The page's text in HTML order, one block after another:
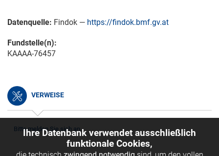
Datenquelle: Findok — https://findok.bmf.gv.at
Fundstelle(n):
KAAAA-76457
VERWEISE
Bitte melden Sie sich an.
Ihre Datenbank verwendet ausschließlich
funktionale Cookies,